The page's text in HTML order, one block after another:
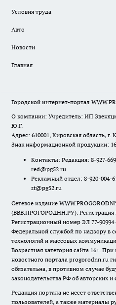
Условия труда
Авто
Новости
Главная
Городской интернет-портал
О компании: Учредитель: ИП
Ю.Г.
Адрес: 610001, Кировская область,
Знак информационной продукции:
Контакты: Редакция: 8-927-
red@pg52.ru
Рекламный отдел: 8-920-004-
st@pg52.ru
Сетевое издание
(ВВВ.ПРОГОРОДНН.РУ). Регистрация
Регистрационный номер ЭЛ 77-90994
Федеральной службой по надзору в
технологий и массовых
Возрастная категория сайта 16+.
новостного портала progorodnn.ru
обязательна, в противном случае
законодательства РФ об авторских
Редакция портала не несет
пользователей, а также материалы